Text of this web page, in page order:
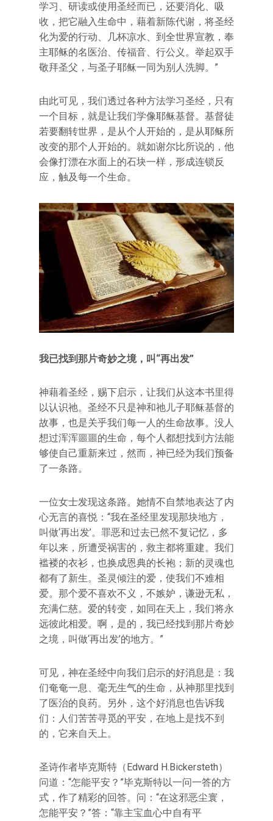
学习、研读或使用圣经而已，还要消化、吸
收，把它融入生命中，藉着新陈代谢，将圣经
化为爱的行动、几杯凉水、到全世界宣教，奉
主耶稣的名医治、传福音、行公义。举起双手
敬拜圣父，与圣子耶稣一同为别人洗脚。”
由此可见，我们透过各种方法学习圣经，只有
一个目标，就是让我们学像耶稣基督。基督徒
若要翻转世界，是从个人开始的，是从耶稣所
改变的那个人开始的。就如谢尔比所说的，他
会像打漂在水面上的石块一样，形成连锁反
应，触及每一个生命。
我已找到那片奇妙之境，叫“再出发”
神藉着圣经，赐下启示，让我们从这本书里得
以认识祂。圣经不只是神和祂儿子耶稣基督的
故事，也是关乎我们每一人的生命故事。没人
想过浑浑噩噩的生命，每个人都想找到方法能
够使自己重新来过，然而，神已经为我们预备
了一条路。
一位女士发现这条路。她情不自禁地表达了内
心无言的喜悦：“我在圣经里发现那块地方，
叫做‘再出发’。罪恶和过去已然不复记忆，多
年以来，所遭受祸害的，救主都将重建。我们
褴褛的衣衫，也换成恩典的长袍；新的灵魂也
都有了新生。圣灵倾注的爱，使我们不难相
爱。那个爱不喜欢不义，不嫉妒，谦逊无私，
充满仁慈。爱的转变，如同在天上，我们将永
远彼此相爱。啊，是的，我已经找到那片奇妙
之境，叫做‘再出发’的地方。”
可见，神在圣经中向我们启示的好消息是：我
们奄奄一息、毫无生气的生命，从神那里找到
了医治的良药。另外，这个好消息也告诉我
们：人们苦苦寻觅的平安，在地上是找不到
的，它来自天上。
圣诗作者毕克斯特（Edward H.Bickersteth）
问道：“怎能平安？”毕克斯特以一问一答的方
式，作了精彩的回答。问：“在这邪恶尘寰，
怎能平安？”答：“靠主宝血心中自有平